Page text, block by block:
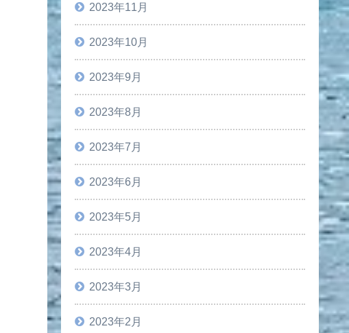
2023年11月
2023年10月
2023年9月
2023年8月
2023年7月
2023年6月
2023年5月
2023年4月
2023年3月
2023年2月